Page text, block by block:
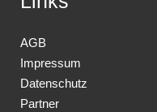
AGB
Impressum
Datenschutz
Partner